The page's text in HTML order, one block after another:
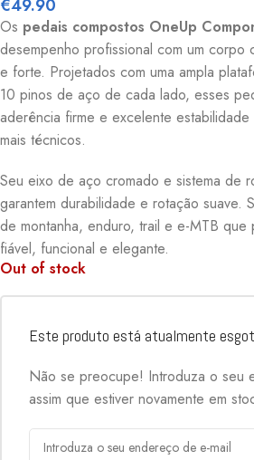
€49.90
Os pedais compostos OneUp
desempenho profissional com um corpo
e forte. Projetados com uma ampla
10 pinos de aço de cada lado, esses
aderência firme e excelente estabilidade
mais técnicos.
Seu eixo de aço cromado e sistema de
garantem durabilidade e rotação suave.
de montanha, enduro, trail e e-MTB que
fiável, funcional e elegante.
Out of stock
Este produto está atualmente
Não se preocupe! Introduza o seu
assim que estiver novamente em